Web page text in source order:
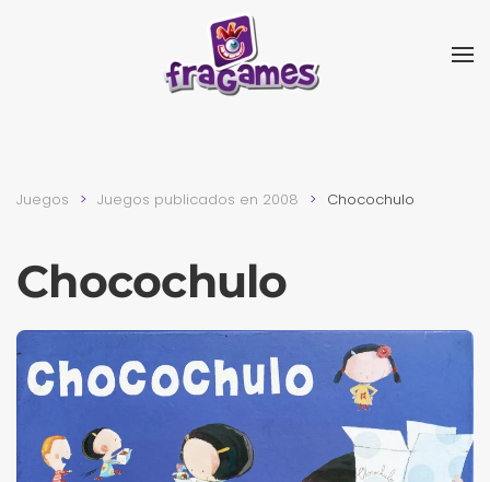
Skip to main content
Juegos Juegos publicados en 2008 Chocochulo
Chocochulo